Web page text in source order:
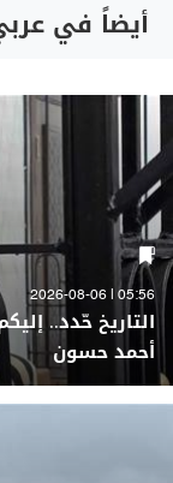
أيضاً في
05:56 | 2026-08-06
التاريخ حّدد..
أحمد حسون